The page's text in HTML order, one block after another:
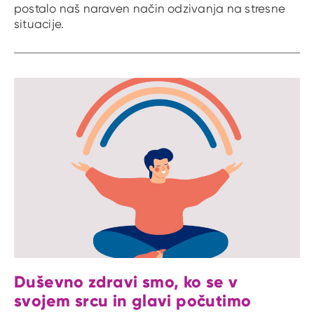
postalo naš naraven način odzivanja na stresne
situacije.
Duševno zdravi smo, ko se v
svojem srcu in glavi počutimo